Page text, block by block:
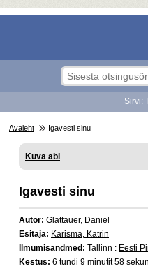
Sirvi:
Avaleht Igavesti sinu
Kuva abi
Igavesti sinu
Autor: Glattauer, Daniel
Esitaja: Karisma, Katrin
Ilmumisandmed: Tallinn : Eesti
Kestus: 6 tundi 9 minutit 58